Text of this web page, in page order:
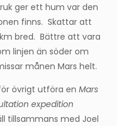
ger ett hum var den
finns. Skattar att
bred. Bättre att vara
linjen än söder om
månen Mars helt.
övrigt utföra en Mars
expedition
tillsammans med Joel